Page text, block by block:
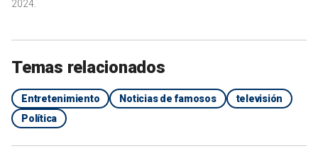
2024.
Temas relacionados
Entretenimiento Noticias de famosos
televisión
Política